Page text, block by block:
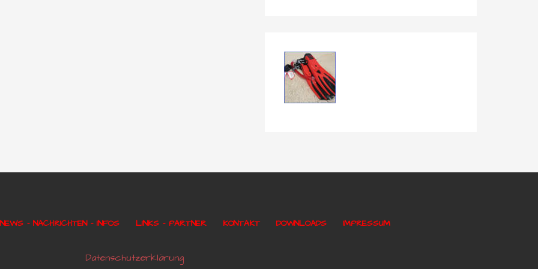
NEWS – NACHRICHTEN – INFOS LINKS – PARTNER KONTAKT DOWNLOADS IMPRESSUM
Datenschutzerklärung